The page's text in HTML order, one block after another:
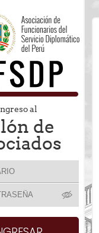
al
de